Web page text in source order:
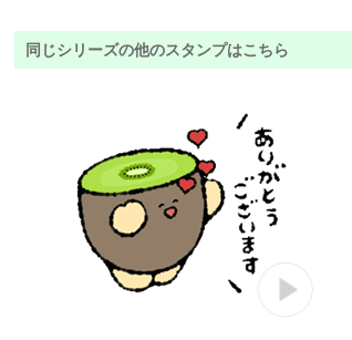
同じシリーズの他のスタンプはこちら